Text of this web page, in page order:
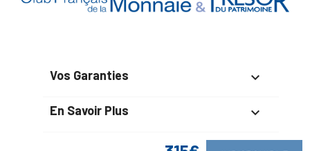
Vos Garanties 
En Savoir Plus 